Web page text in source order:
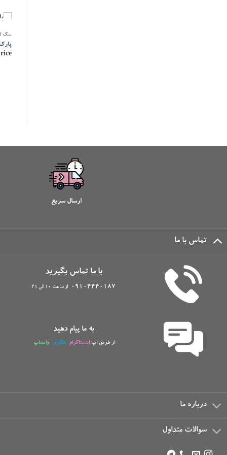
سگ
پارک فلزی
ارسال سریع
تماس با ما
با ما تماس بگیرید
09104440187 از ساعت 10 الی 21
به ما پیام دهید
از طریق اپ اینستاگرام تلگرام واتساپ
درباره ما
سوالات متداول